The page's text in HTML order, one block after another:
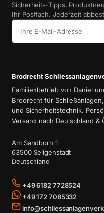
Sicherheits-Tipps,
Ihr Postfach. Jederzeit
Brodrecht
Familienbetrieb von Daniel
Brodrecht für
und Sicherheitstechnik.
Versand nach Deutschland &
Am Sandborn 1
63500 Seligenstadt
Deutschland
+49 6182 7728524
+49 172 7085332